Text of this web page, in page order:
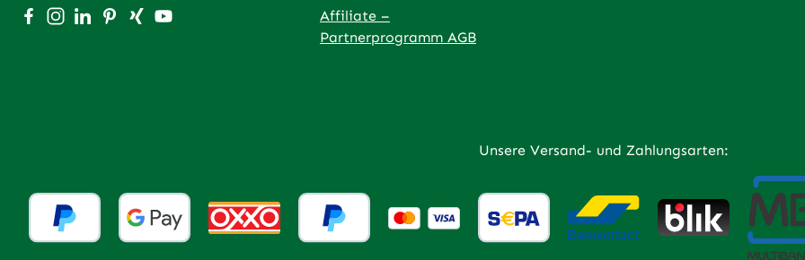
Besuche uns auf Facebook – öffnet in neuem Tab (externer Link)
Schau auf Instagram vorbei – öffnet in neuem Tab (externer Link)
Vernetze dich mit uns auf LinkedIn – öffnet in neuem Tab (externer Link)
Lass dich auf Pinterest inspirieren – öffnet in neuem Tab (externer Link)
Vernetze dich mit uns auf Xing – öffnet in neuem Tab (externer Link)
Sieh dir unsere Videos auf YouTube an – öffnet in neuem Tab (externer Link)
Affiliate –
Partnerprogramm AGB
Unsere Versand- und Zahlungsarten: